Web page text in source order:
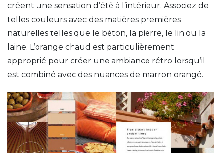
créent une sensation d’été à l’intérieur. Associez de
telles couleurs avec des matières premières
naturelles telles que le béton, la pierre, le lin ou la
laine. L’orange chaud est particulièrement
approprié pour créer une ambiance rétro lorsqu’il
est combiné avec des nuances de marron orangé.